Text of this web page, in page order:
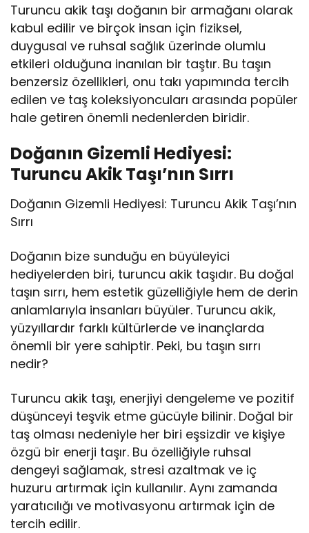
Turuncu akik taşı doğanın bir armağanı olarak
kabul edilir ve birçok insan için fiziksel,
duygusal ve ruhsal sağlık üzerinde olumlu
etkileri olduğuna inanılan bir taştır. Bu taşın
benzersiz özellikleri, onu takı yapımında tercih
edilen ve taş koleksiyoncuları arasında popüler
hale getiren önemli nedenlerden biridir.
Doğanın Gizemli Hediyesi:
Turuncu Akik Taşı’nın Sırrı
Doğanın Gizemli Hediyesi: Turuncu Akik Taşı’nın
Sırrı
Doğanın bize sunduğu en büyüleyici
hediyelerden biri, turuncu akik taşıdır. Bu doğal
taşın sırrı, hem estetik güzelliğiyle hem de derin
anlamlarıyla insanları büyüler. Turuncu akik,
yüzyıllardır farklı kültürlerde ve inançlarda
önemli bir yere sahiptir. Peki, bu taşın sırrı
nedir?
Turuncu akik taşı, enerjiyi dengeleme ve pozitif
düşünceyi teşvik etme gücüyle bilinir. Doğal bir
taş olması nedeniyle her biri eşsizdir ve kişiye
özgü bir enerji taşır. Bu özelliğiyle ruhsal
dengeyi sağlamak, stresi azaltmak ve iç
huzuru artırmak için kullanılır. Aynı zamanda
yaratıcılığı ve motivasyonu artırmak için de
tercih edilir.